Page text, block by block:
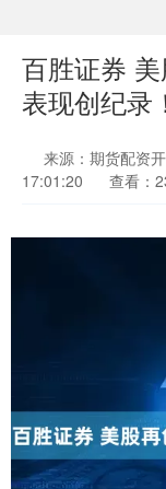
百胜证券
表现创纪录
来源：期货配资
17:01:20
查看：